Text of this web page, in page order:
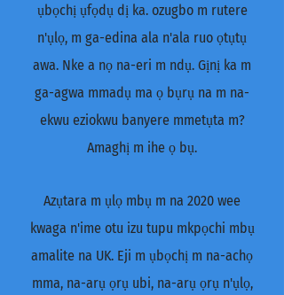
ụbọchị ụfọdụ dị ka. ozugbo m rutere
n'ụlọ, m ga-edina ala n'ala ruo ọtụtụ
awa. Nke a nọ na-eri m ndụ. Gịnị ka m
ga-agwa mmadụ ma ọ bụrụ na m na-
ekwu eziokwu banyere mmetụta m?
Amaghị m ihe ọ bụ.
Azụtara m ụlọ mbụ m na 2020 wee
kwaga n'ime otu izu tupu mkpọchi mbụ
amalite na UK. Eji m ụbọchị m na-achọ
mma, na-arụ ọrụ ubi, na-arụ ọrụ n'ụlọ,